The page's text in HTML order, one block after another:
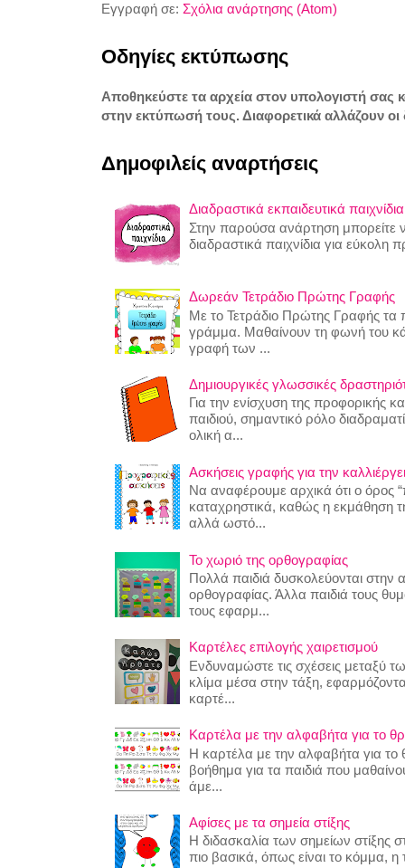
Εγγραφή σε: Σχόλια ανάρτησης (Atom)
Οδηγίες εκτύπωσης
Αποθηκεύστε τα αρχεία στον υπολογιστή σας
στην εκτύπωσή τους. Διαφορετικά αλλάζουν οι
Δημοφιλείς αναρτήσεις
Διαδραστικά εκπαιδευτικά παιχνίδια
Στην παρούσα ανάρτηση μπορείτε
διαδραστικά παιχνίδια για εύκολη
Δωρεάν Τετράδιο Πρώτης Γραφής
Με το Τετράδιο Πρώτης Γραφής τα
γράμμα. Μαθαίνουν τη φωνή του
γραφή των ...
Δημιουργικές γλωσσικές
Για την ενίσχυση της προφορικής
παιδιού, σημαντικό ρόλο
ολική α...
Ασκήσεις γραφής για την
Να αναφέρουμε αρχικά ότι ο όρος
καταχρηστικά, καθώς η εκμάθηση
αλλά ωστό...
Το χωριό της ορθογραφίας
Πολλά παιδιά δυσκολεύονται
ορθογραφίας. Άλλα παιδιά τους
τους εφαρμ...
Καρτέλες επιλογής χαιρετισμού
Ενδυναμώστε τις σχέσεις μεταξύ
κλίμα μέσα στην τάξη,
καρτέ...
Καρτέλα με την αλφαβήτα για το
Η καρτέλα με την αλφαβήτα για το
βοήθημα για τα παιδιά που
άμε...
Αφίσες με τα σημεία στίξης
Η διδασκαλία των σημείων στίξης
πιο βασικά, όπως είναι το κόμμα, η